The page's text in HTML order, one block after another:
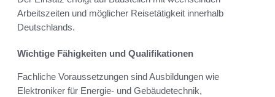
Arbeitszeiten und möglicher Reisetätigkeit innerhalb
Deutschlands.
Wichtige Fähigkeiten und Qualifikationen
Fachliche Voraussetzungen sind Ausbildungen wie
Elektroniker für Energie- und Gebäudetechnik,